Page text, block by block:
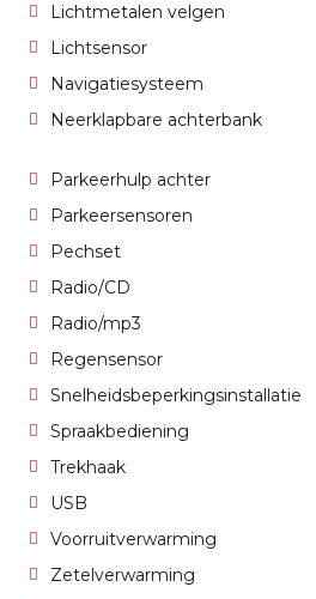
Lichtmetalen velgen
Lichtsensor
Navigatiesysteem
Neerklapbare achterbank
Parkeerhulp achter
Parkeersensoren
Pechset
Radio/CD
Radio/mp3
Regensensor
Snelheidsbeperkingsinstallatie
Spraakbediening
Trekhaak
USB
Voorruitverwarming
Zetelverwarming